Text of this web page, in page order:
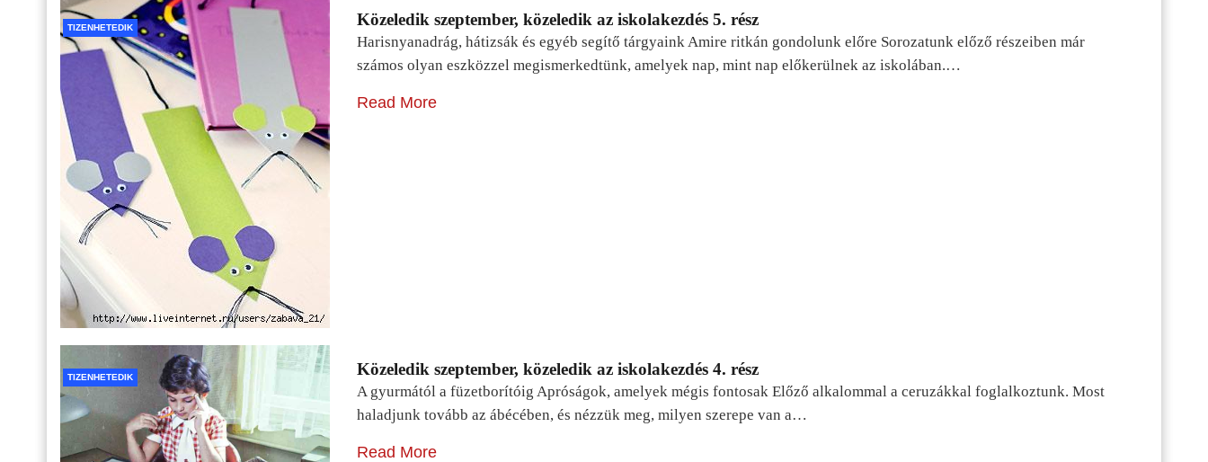
TIZENHETEDIK Közeledik szeptember, közeledik az iskolakezdés 5. rész
Harisnyanadrág, hátizsák és egyéb segítő tárgyaink Amire ritkán gondolunk előre Sorozatunk előző részeiben már
számos olyan eszközzel megismerkedtünk, amelyek nap, mint nap előkerülnek az iskolában.…
Read More
TIZENHETEDIK Közeledik szeptember, közeledik az iskolakezdés 4. rész
A gyurmától a füzetborítóig Apróságok, amelyek mégis fontosak Előző alkalommal a ceruzákkal foglalkoztunk. Most
haladjunk tovább az ábécében, és nézzük meg, milyen szerepe van a…
Read More